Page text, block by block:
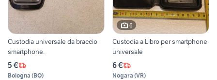
Custodia universale da braccio
smartphone.
5 €
Bologna (BO)
6
Custodia a Libro per smartphone
universale
6 €
Nogara (VR)